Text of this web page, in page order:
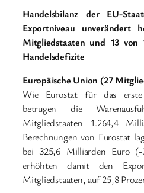
Handelsbilanz der EU-
Exportniveau
Mitgliedstaaten und 13 von
Handelsdefizite
Europäische Union (27
Wie Eurostat für das
betrugen die
Mitgliedstaaten 1.264,4
Berechnungen von Eurostat
bei 325,6 Milliarden Euro
erhöhten damit den
Mitgliedstaaten, auf 25,8